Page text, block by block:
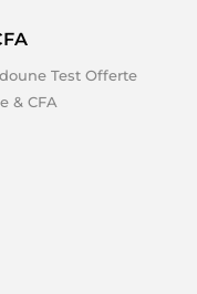
Test Offerte
& CFA